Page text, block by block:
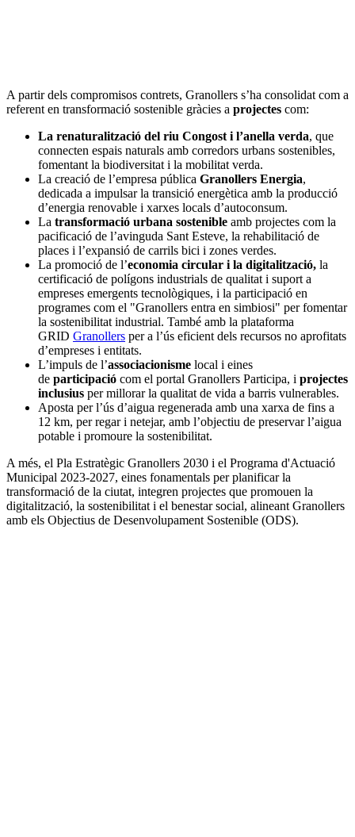
A partir dels compromisos contrets, Granollers s’ha consolidat com a
referent en transformació sostenible gràcies a projectes com:
La renaturalització del riu Congost i l’anella verda, que
connecten espais naturals amb corredors urbans sostenibles,
fomentant la biodiversitat i la mobilitat verda.
La creació de l’empresa pública Granollers Energia,
dedicada a impulsar la transició energètica amb la producció
d’energia renovable i xarxes locals d’autoconsum.
La transformació urbana sostenible amb projectes com la
pacificació de l’avinguda Sant Esteve, la rehabilitació de
places i l’expansió de carrils bici i zones verdes.
La promoció de l’economia circular i la digitalització, la
certificació de polígons industrials de qualitat i suport a
empreses emergents tecnològiques, i la participació en
programes com el "Granollers entra en simbiosi" per fomentar
la sostenibilitat industrial. També amb la plataforma
GRID Granollers per a l’ús eficient dels recursos no aprofitats
d’empreses i entitats.
L’impuls de l’associacionisme local i eines
de participació com el portal Granollers Participa, i projectes
inclusius per millorar la qualitat de vida a barris vulnerables.
Aposta per l’ús d’aigua regenerada amb una xarxa de fins a
12 km, per regar i netejar, amb l’objectiu de preservar l’aigua
potable i promoure la sostenibilitat.
A més, el Pla Estratègic Granollers 2030 i el Programa d'Actuació
Municipal 2023-2027, eines fonamentals per planificar la
transformació de la ciutat, integren projectes que promouen la
digitalització, la sostenibilitat i el benestar social, alineant Granollers
amb els Objectius de Desenvolupament Sostenible (ODS).